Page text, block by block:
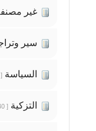
غير
سير
السياسة [ 146 ]
التزكية [ 140 ]